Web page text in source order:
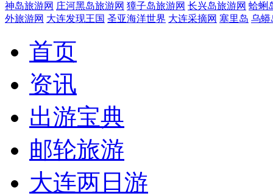
神岛旅游网 庄河黑岛旅游网 獐子岛旅游网 长兴岛旅游网 蛤蜊
外旅游网 大连发现王国 圣亚海洋世界 大连采摘网 塞里岛 乌蟒
首页
资讯
出游宝典
邮轮旅游
大连两日游